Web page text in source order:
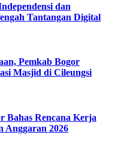
dan
Tantangan Digital
Pemkab Bogor
Masjid di Cileungsi
Bahas Rencana Kerja
Anggaran 2026